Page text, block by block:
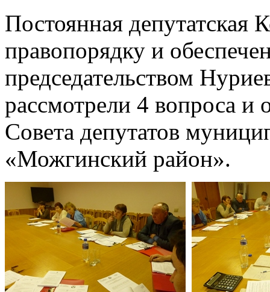
Постоянная депутатская
правопорядку и
председательством
рассмотрели 4 вопроса
Совета депутатов
«Можгинский район».